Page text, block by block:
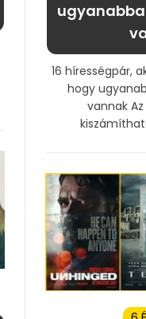
16 hírességpár,
hogy
vannak